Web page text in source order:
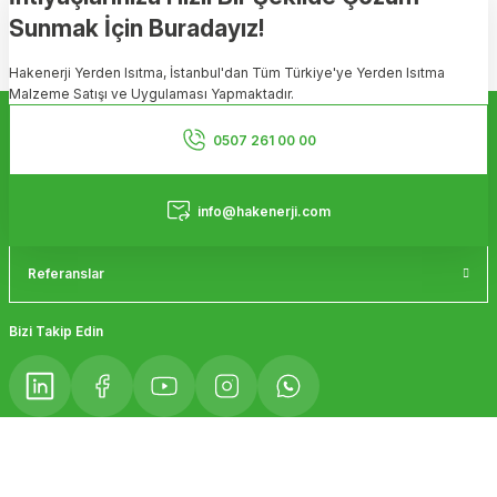
Ürün resmi kalitesiz, bozuk veya görüntülenemiyor.
Ürün açıklamasında eksik bilgiler bulunuyor.
Ürün bilgilerinde hatalar bulunuyor.
Ürün fiyatı diğer sitelerden daha pahalı.
Bu ürüne benzer farklı alternatifler olmalı.
Sunmak İçin Buradayız!
Hakenerji Yerden Isıtma, İstanbul'dan Tüm Türkiye'ye Yerden Isıtma
Malzeme Satışı ve Uygulaması Yapmaktadır.
0507 261 00 00
info@hakenerji.com
Referanslar
Bizi Takip Edin